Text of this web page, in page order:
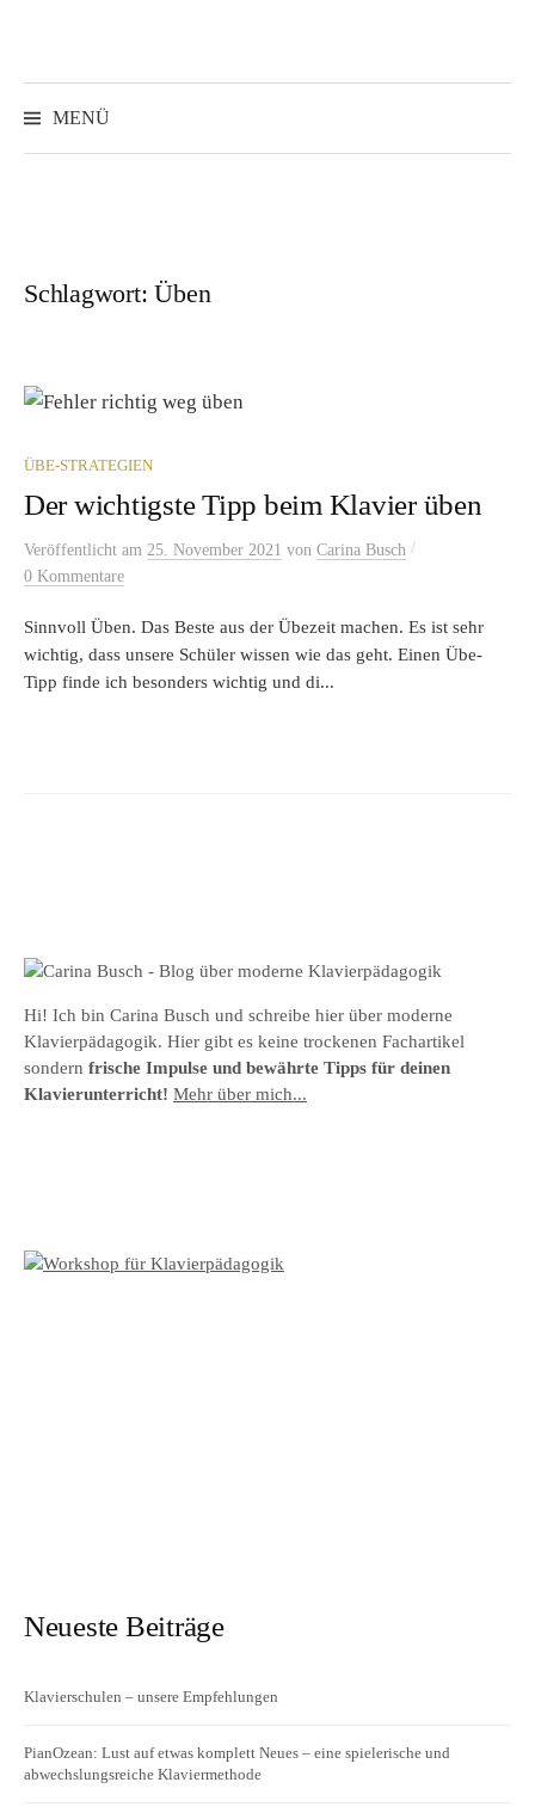
Inhalt
MENÜ
Schlagwort:Üben
ÜBE-STRATEGIEN
Der wichtigste Tipp beim Klavier üben
Veröffentlicht am 25. November 2021 von Carina Busch /
0 Kommentare
Sinnvoll Üben. Das Beste aus der Übezeit machen. Es ist sehr
wichtig, dass unsere Schüler wissen wie das geht. Einen Übe-
Tipp finde ich besonders wichtig und di...
Hi! Ich bin Carina Busch und schreibe hier über moderne
Klavierpädagogik. Hier gibt es keine trockenen Fachartikel
sondern frische Impulse und bewährte Tipps für deinen
Klavierunterricht! Mehr über mich...
Neueste Beiträge
Klavierschulen – unsere Empfehlungen
PianOzean: Lust auf etwas komplett Neues – eine spielerische und
abwechslungsreiche Klaviermethode